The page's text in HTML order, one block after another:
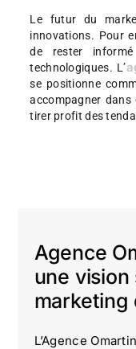
Le futur du
innovations. Pour
de rester
technologiques. L’
se positionne
accompagner
tirer profit des
Agence
une
marketing
L’Agence